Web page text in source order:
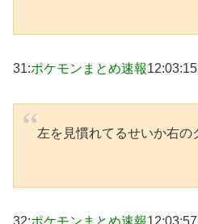
31:ポケモンまとめ速報12:03:15
左を見慣れてるせいか右の